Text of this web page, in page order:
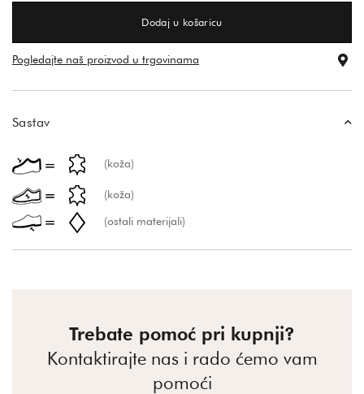
Dodaj u košaricu
Pogledajte naš proizvod u trgovinama
Sastav
(koža)
(koža)
(ostali materijali)
Trebate pomoć pri kupnji?
Kontaktirajte nas i rado ćemo vam
pomoći